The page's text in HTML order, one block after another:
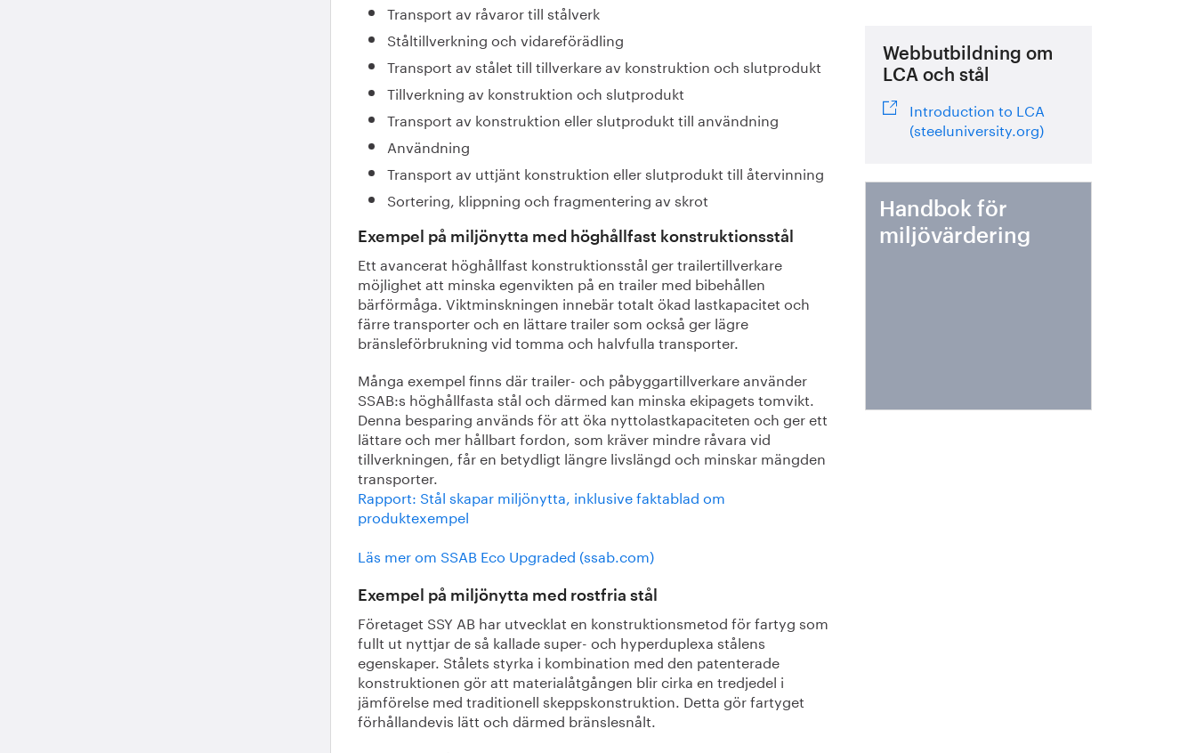
Transport av råvaror till stålverk
Ståltillverkning och vidareförädling
Transport av stålet till tillverkare av konstruktion och slutprodukt
Tillverkning av konstruktion och slutprodukt
Transport av konstruktion eller slutprodukt till användning
Användning
Transport av uttjänt konstruktion eller slutprodukt till återvinning
Sortering, klippning och fragmentering av skrot
Exempel på miljönytta med höghållfast konstruktionsstål
Ett avancerat höghållfast konstruktionsstål ger trailertillverkare
möjlighet att minska egenvikten på en trailer med bibehållen
bärförmåga. Viktminskningen innebär totalt ökad lastkapacitet och
färre transporter och en lättare trailer som också ger lägre
bränsleförbrukning vid tomma och halvfulla transporter.
Många exempel finns där trailer- och påbyggartillverkare använder
SSAB:s höghållfasta stål och därmed kan minska ekipagets tomvikt.
Denna besparing används för att öka nyttolastkapaciteten och ger ett
lättare och mer hållbart fordon, som kräver mindre råvara vid
tillverkningen, får en betydligt längre livslängd och minskar mängden
transporter.
Rapport: Stål skapar miljönytta, inklusive faktablad om
produktexempel
Läs mer om SSAB Eco Upgraded (ssab.com)
Exempel på miljönytta med rostfria stål
Företaget SSY AB har utvecklat en konstruktionsmetod för fartyg som
fullt ut nyttjar de så kallade super- och hyperduplexa stålens
egenskaper. Stålets styrka i kombination med den patenterade
konstruktionen gör att materialåtgången blir cirka en tredjedel i
jämförelse med traditionell skeppskonstruktion. Detta gör fartyget
förhållandevis lätt och därmed bränslesnålt.
Webbutbildning om
LCA och stål
Introduction to LCA
(steeluniversity.org)
Handbok för
miljövärdering